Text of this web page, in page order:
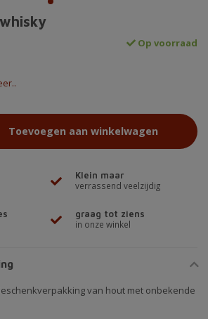
Op voorraad
Toevoegen aan winkelwagen
Klein maar
verrassend veelzijdig
graag tot ziens
in onze winkel
van hout met onbekende